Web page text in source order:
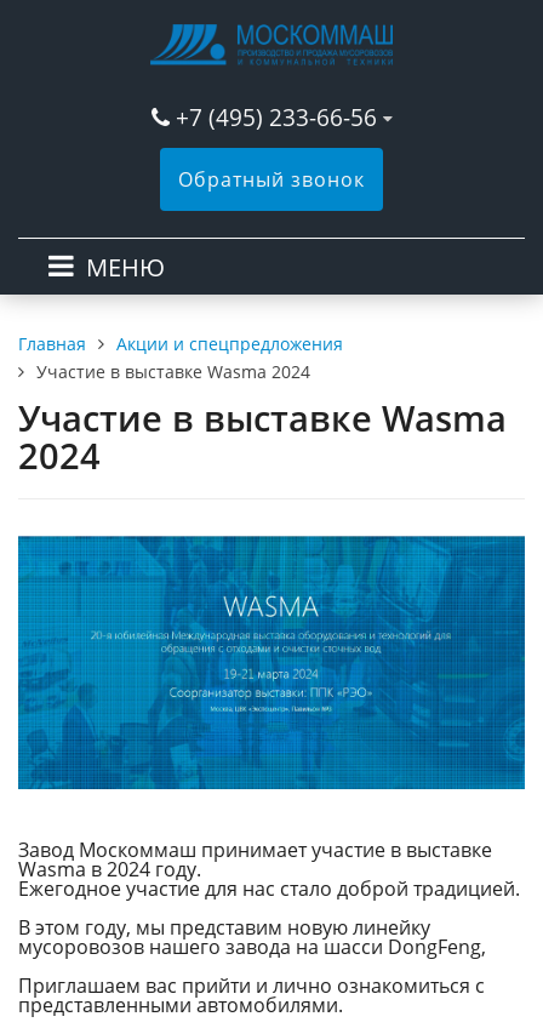
+7 (495) 233-66-56
Обратный звонок
МЕНЮ
Главная
Акции и спецпредложения
Участие в выставке Wasma 2024
Участие в выставке Wasma
2024
Завод Москоммаш принимает участие в выставке
Wasma в 2024 году.
Ежегодное участие для нас стало доброй традицией.
В этом году, мы представим новую линейку
мусоровозов нашего завода на шасси DongFeng,
Приглашаем вас прийти и лично ознакомиться с
представленными автомобилями.